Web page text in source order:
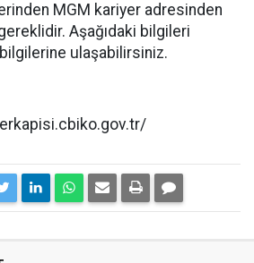
MGM kariyer adresinden
Aşağıdaki bilgileri
ulaşabilirsiniz.